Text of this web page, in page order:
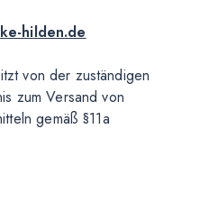
hilden.de
von der zuständigen
zum Versand von
gemäß §11a